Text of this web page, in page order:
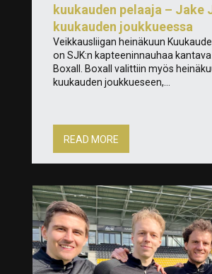
kuukauden pelaaja – Jake
kuukauden joukkueessa
Veikkausliigan heinäkuun
on SJK:n kapteeninnauhaa
Boxall. Boxall valittiin myös
kuukauden joukkueseen,...
READ MORE